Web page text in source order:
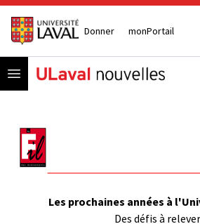
Donner monPortail
Open menu
Les prochaines années à
Des défis à relever